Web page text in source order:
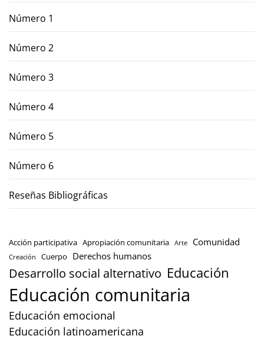
Número 1
Número 2
Número 3
Número 4
Número 5
Número 6
Reseñas Bibliográficas
Acción participativa Apropiación comunitaria Arte Comunidad
Creación Cuerpo Derechos humanos
Desarrollo social alternativo Educación
Educación comunitaria
Educación emocional
Educación latinoamericana